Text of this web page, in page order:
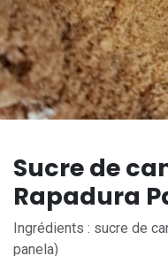
Sucre de
Rapadura
Ingrédients : sucre de
panela)